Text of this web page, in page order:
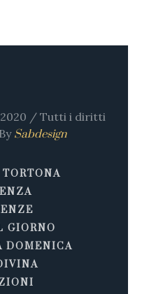
2020 / Tutti i diritti
Sabdesign
GIORNO
DOMENICA